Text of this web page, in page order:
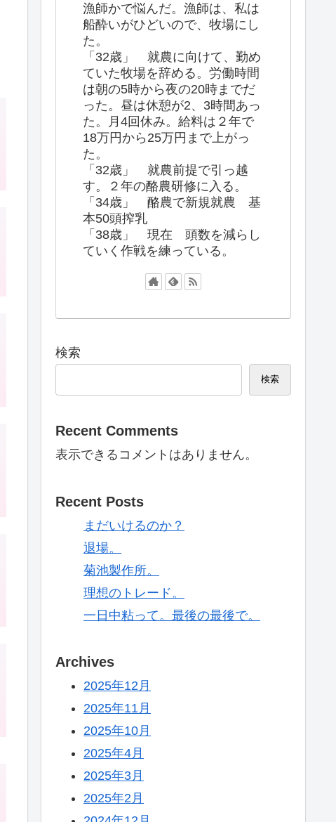
漁師かで悩んだ。漁師は、私は
船酔いがひどいので、牧場にし
た。
「32歳」 就農に向けて、勤め
ていた牧場を辞める。労働時間
は朝の5時から夜の20時までだ
った。昼は休憩が2、3時間あっ
た。月4回休み。給料は２年で
18万円から25万円まで上がっ
た。
「32歳」 就農前提で引っ越
す。２年の酪農研修に入る。
「34歳」 酪農で新規就農 基
本50頭搾乳
「38歳」 現在 頭数を減らし
ていく作戦を練っている。
検索
検索
Recent Comments
表示できるコメントはありません。
Recent Posts
まだいけるのか？
退場。
菊池製作所。
理想のトレード。
一日中粘って。最後の最後で。
Archives
2025年12月
2025年11月
2025年10月
2025年4月
2025年3月
2025年2月